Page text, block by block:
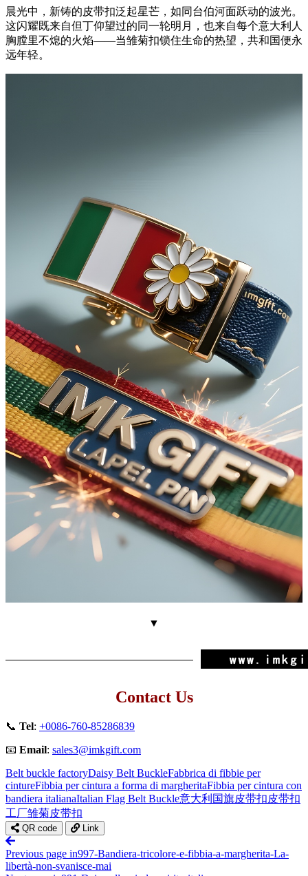
晨光中，新铸的皮带扣泛起星芒，如同台伯河面跃动的波光。
这闪耀既来自但丁仰望过的同一轮明月，也来自每个意大利人
胸膛里不熄的火焰——当雏菊扣锁住生命的热望，共和国便永
远年轻。
▼
Contact Us
📞 Tel: +0086-760-85286839
📧 Email: sales3@imkgift.com
Belt buckle factoryDaisy Belt BuckleFabbrica di fibbie per
cintureFibbia per cintura a forma di margheritaFibbia per cintura con
bandiera italianaItalian Flag Belt Buckle意大利国旗皮带扣皮带扣
工厂雏菊皮带扣
QR code Link
Previous page in997-Bandiera-tricolore-e-fibbia-a-margherita-La-
libertà-non-svanisce-mai